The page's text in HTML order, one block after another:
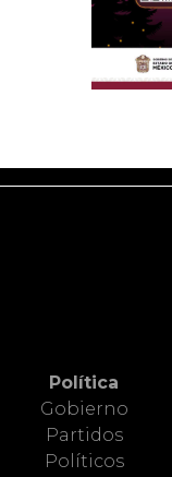
Política
Gobierno
Partidos
Políticos